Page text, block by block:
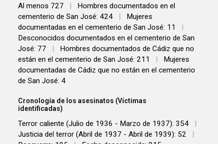
Al menos 727 |
Hombres documentados en el
cementerio de San José: 424
|
Mujeres
documentadas en el cementerio de San José: 11
|
Desconocidos documentados en el cementerio de San
José: 77
|
Hombres documentados de Cádiz que no
están en el cementerio de San José: 211
|
Mujeres
documentadas de Cádiz que no están en el cementerio
de San José: 4
Cronología de los asesinatos (Víctimas
identificadas)
Terror caliente (Julio de 1936 - Marzo de 1937): 354
|
Justicia del terror (Abril de 1937 - Abril de 1939): 52
|